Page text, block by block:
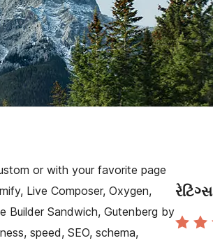
or with your favorite page
Live Composer, Oxygen,
Builder Sandwich, Gutenberg by
speed, SEO, schema,
રેટિંગ્સ